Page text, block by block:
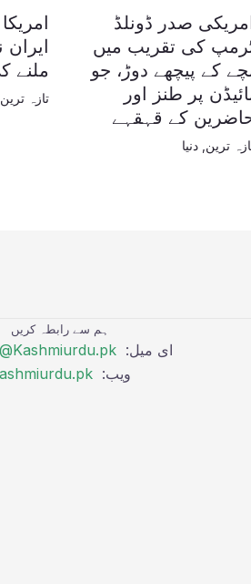
صدر ڈونلڈ
کی تقریب میں
کے پیچھے دوڑ، جو
پر طنز اور
کے قہقہے
ترین ,دنیا
ملنے
تازہ ترین
ہم سے رابطہ کریں
ای میل:
ویب: